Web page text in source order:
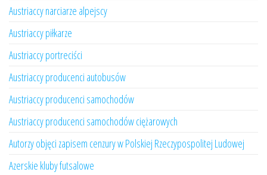
Austriaccy narciarze alpejscy
Austriaccy piłkarze
Austriaccy portreciści
Austriaccy producenci autobusów
Austriaccy producenci samochodów
Austriaccy producenci samochodów ciężarowych
Autorzy objęci zapisem cenzury w Polskiej Rzeczypospolitej Ludowej
Azerskie kluby futsalowe